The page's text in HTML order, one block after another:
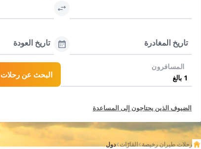
تاريخ المغادرة تاريخ العودة
المسافرون
البحث عن رحلات
الضيوف الذين يحتاجون إلى المساعدة
رحلات طيران رخيصة القارّات دول